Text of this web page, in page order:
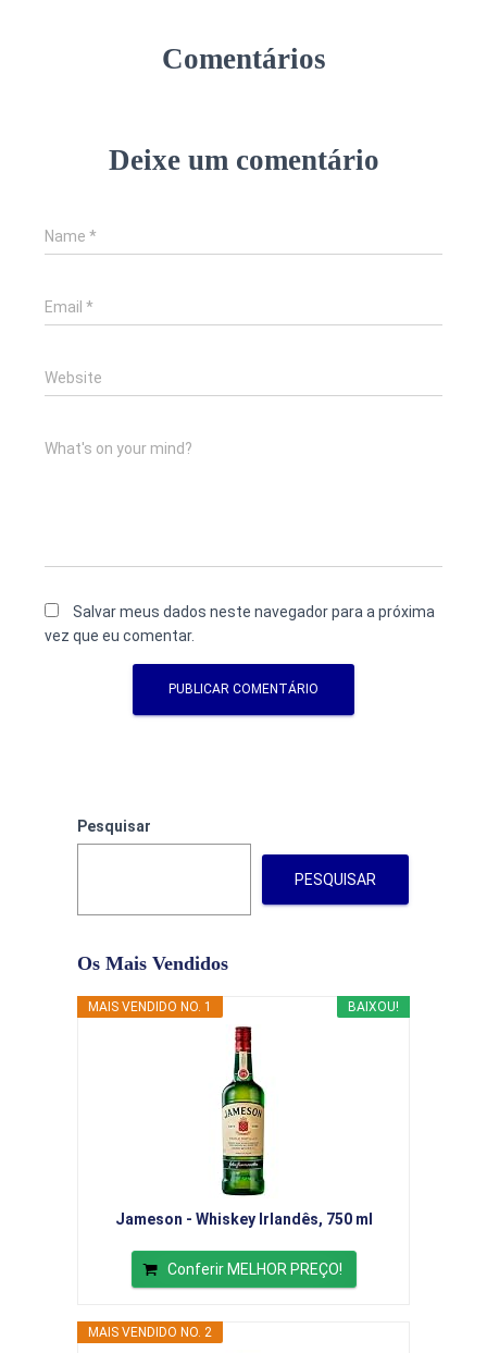
Comentários
Deixe um comentário
Name *
Email *
Website
What's on your mind?
Salvar meus dados neste navegador para a próxima
vez que eu comentar.
Pesquisar
PESQUISAR
Os Mais Vendidos
BAIXOU!
MAIS VENDIDO NO. 1
Jameson - Whiskey Irlandês, 750 ml
Conferir MELHOR PREÇO!
MAIS VENDIDO NO. 2